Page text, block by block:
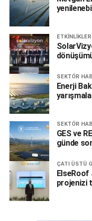
ETKINLIKLER
SEKTÖR
Enerji
SEKTÖR
GES ve
günde
ÇATI ÜSTÜ
ElseRoof
projenizi